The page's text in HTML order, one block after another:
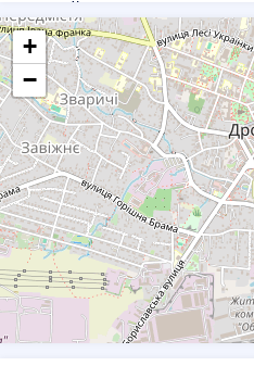
найвибагливіших батьків.
дитина буде виглядати
одязі, який вибираєте саме
+
−